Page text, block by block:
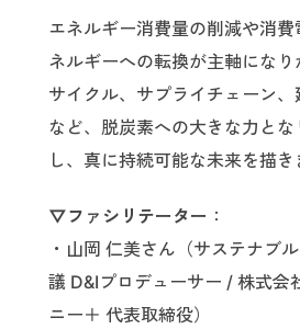
エネルギー消費量の削減や消
ネルギーへの転換が主軸になり
サイクル、サプライチェーン
など、脱炭素への大きな力と
し、真に持続可能な未来を描き
▽ファシリテーター ：
・山岡 仁美さん（サステナブ
議 D&Iプロデューサー / 株式会
ニー＋ 代表取締役）